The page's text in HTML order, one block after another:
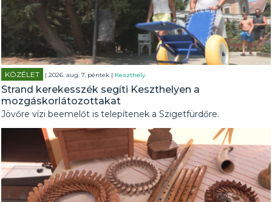
KÖZÉLET | 2026. aug. 7. péntek | Keszthely
Strand kerekesszék segíti Keszthelyen a
mozgáskorlátozottakat
Jövőre vízi beemelőt is telepítenek a Szigetfürdőre.